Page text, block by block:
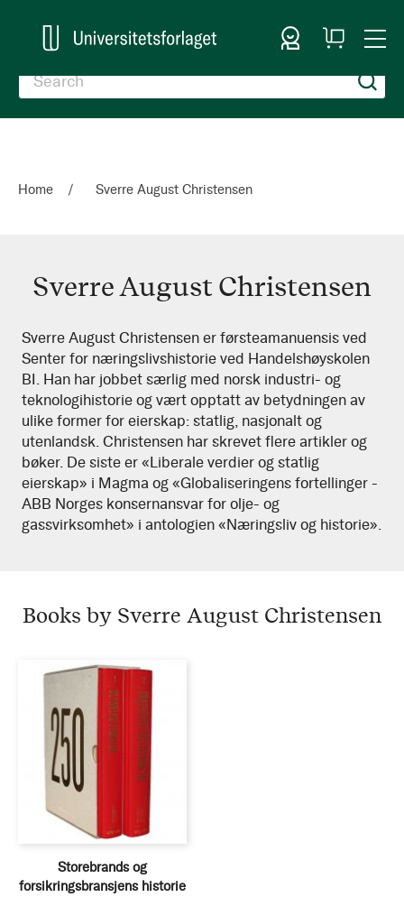
Sign In
My
Cart
Home Sverre August Christensen
Sverre August Christensen
Sverre
August
Christensen
Sverre August Christensen er førsteamanuensis ved
Senter for næringslivshistorie ved Handelshøyskolen
BI. Han har jobbet særlig med norsk industri- og
teknologihistorie og vært opptatt av betydningen av
ulike former for eierskap: statlig, nasjonalt og
utenlandsk. Christensen har skrevet flere artikler og
bøker. De siste er «Liberale verdier og statlig
eierskap» i Magma og «Globaliseringens fortellinger -
ABB Norges konsernansvar for olje- og
gassvirksomhet» i antologien «Næringsliv og historie».
Books by Sverre August Christensen
Storebrands og
forsikringsbransjens historie